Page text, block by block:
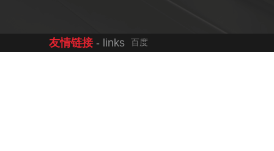
友情链接 - links 百度